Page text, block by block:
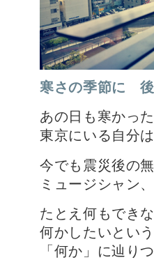
寒さの季節に
あの日も寒かっ
東京にいる自分
今でも震災後の
ミュージシャン
たとえ何もでき
何かしたいとい
「何か」に辿り